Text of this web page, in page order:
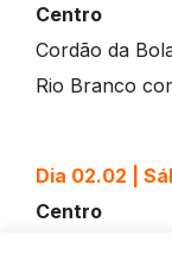
Centro
Cordão da
Rio Branco
Dia 02.02
Centro